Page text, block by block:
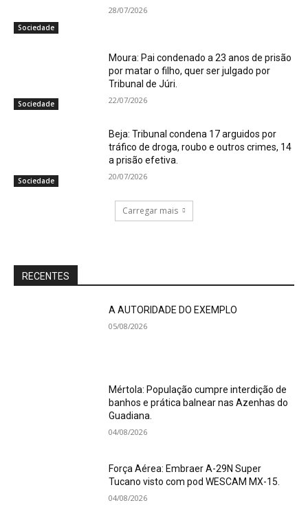
Sociedade
28/07/2026
Sociedade
Moura: Pai condenado a 23 anos de prisão
por matar o filho, quer ser julgado por
Tribunal de Júri.
22/07/2026
Sociedade
Beja: Tribunal condena 17 arguidos por
tráfico de droga, roubo e outros crimes, 14
a prisão efetiva.
20/07/2026
Carregar mais
RECENTES
A AUTORIDADE DO EXEMPLO
05/08/2026
Mértola: População cumpre interdição de
banhos e prática balnear nas Azenhas do
Guadiana.
04/08/2026
Força Aérea: Embraer A-29N Super
Tucano visto com pod WESCAM MX-15.
04/08/2026